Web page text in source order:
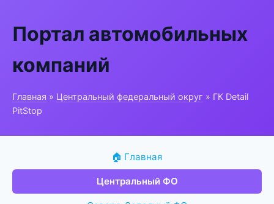
Портал автомобильных
компаний
Главная » Центральный федеральный округ » ГК Detail
PitStop
🏠 Главная
Центральный ФО